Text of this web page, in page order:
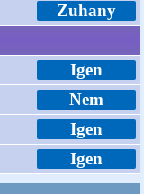
Zuhany
Igen
Nem
Igen
Igen